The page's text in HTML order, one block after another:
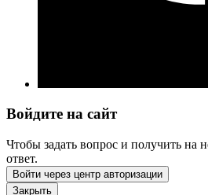
Войдите на сайт
Чтобы задать вопрос и получить на
ответ.
Войти через центр авторизации
Закрыть